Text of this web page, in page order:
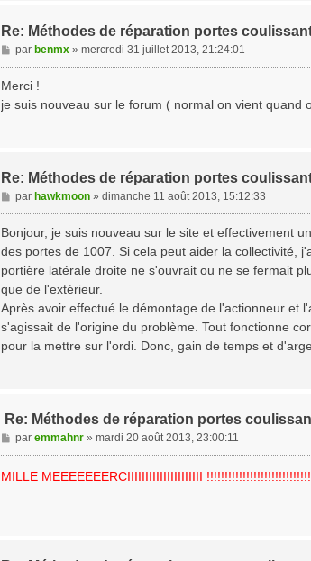
Re: Méthodes de réparation portes
M
e
s
par benmx» mercredi 31 juillet 2013, 21:24:01
Merci !
je suis nouveau sur le forum ( normal on vient
Re: Méthodes de réparation portes
M
e
s
g
e
par hawkmoon» dimanche 11 août 2013, 15:12:33
Bonjour, je suis nouveau sur le site et effectivement
des portes de 1007. Si cela peut aider la collectivité,
portière latérale droite ne s'ouvrait ou ne se fermait
que de l'extérieur.
Après avoir effectué le démontage de l'actionneur et
s'agissait de l'origine du problème. Tout fonctionne
pour la mettre sur l'ordi. Donc, gain de temps et
Re: Méthodes de réparation portes
M
e
s
par emmahnr» mardi 20 août 2013, 23:00:11
MILLE MEEEEEEERCIIIIIIIIIIIIIIIIIIIII